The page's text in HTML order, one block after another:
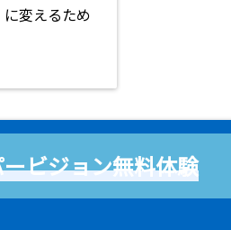
変えるため
ビジョン無料体験